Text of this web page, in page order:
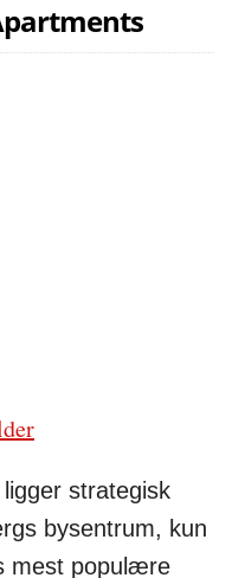
strategisk
bysentrum, kun
mest populære